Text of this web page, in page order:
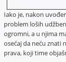
Iako je, nakon
problem loših
ogromni, a u njima
osećaj da neću znati
prava, koji time